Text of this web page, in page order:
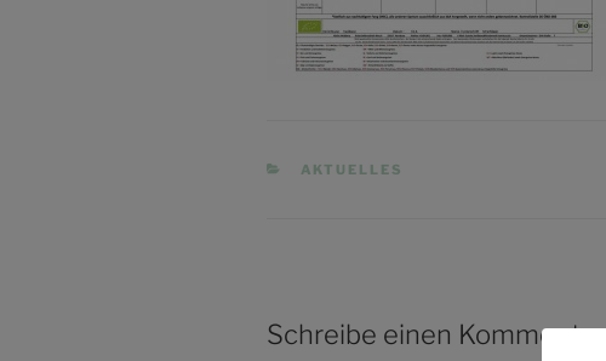
KATEGORIEN
AKTUELLES
Schreibe einen Kommentar